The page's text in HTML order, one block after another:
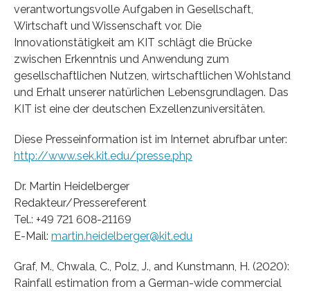
verantwortungsvolle Aufgaben in Gesellschaft,
Wirtschaft und Wissenschaft vor. Die
Innovationstätigkeit am KIT schlägt die Brücke
zwischen Erkenntnis und Anwendung zum
gesellschaftlichen Nutzen, wirtschaftlichen Wohlstand
und Erhalt unserer natürlichen Lebensgrundlagen. Das
KIT ist eine der deutschen Exzellenzuniversitäten.
Diese Presseinformation ist im Internet abrufbar unter:
http://www.sek.kit.edu/presse.php
Dr. Martin Heidelberger
Redakteur/Pressereferent
Tel.: +49 721 608-21169
E-Mail: martin.heidelberger@kit.edu
Graf, M., Chwala, C., Polz, J., and Kunstmann, H. (2020):
Rainfall estimation from a German-wide commercial